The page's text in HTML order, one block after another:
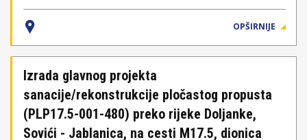
OPŠIRNIJE
Izrada glavnog projekta
sanacije/rekonstrukcije pločastog propusta
(PLP17.5-001-480) preko rijeke Doljanke,
Sovići - Jablanica, na cesti M17.5, dionica